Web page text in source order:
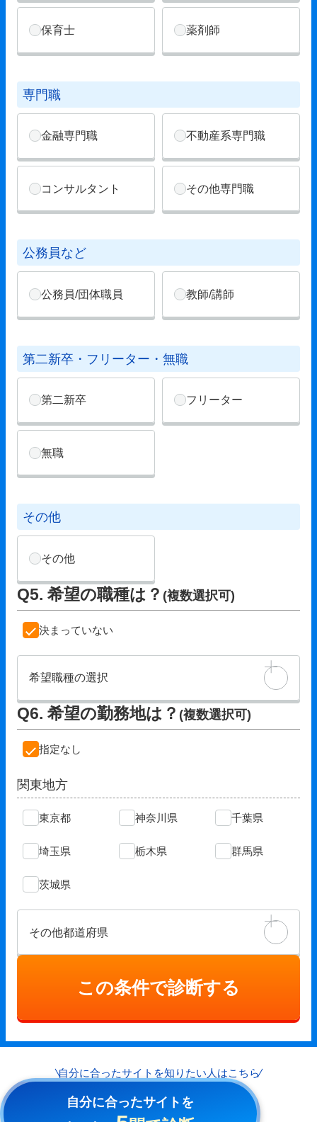
保育士 薬剤師
専門職
金融専門職 不動産系専門職
コンサルタント その他専門職
公務員など
公務員/団体職員 教師/講師
第二新卒・フリーター・無職
第二新卒 フリーター
無職
その他
その他
Q5. 希望の職種は？ (複数選択可)
決まっていない
希望職種の選択
Q6. 希望の勤務地は？ (複数選択可)
指定なし
関東地方
東京都 神奈川県 千葉県
埼玉県 栃木県 群馬県
茨城県
その他都道府県
この条件で診断する
自分に合ったサイトを知りたい人はこちら
自分に合ったサイトを